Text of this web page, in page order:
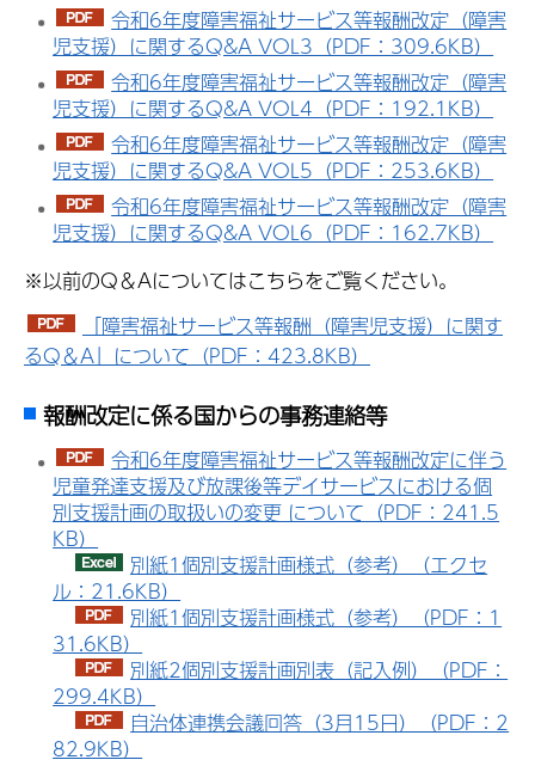
令和6年度障害福祉サービス等報酬改定（障害
児支援）に関するQ&A VOL3（PDF：309.6KB）
令和6年度障害福祉サービス等報酬改定（障害
児支援）に関するQ&A VOL4（PDF：192.1KB）
令和6年度障害福祉サービス等報酬改定（障害
児支援）に関するQ&A VOL5（PDF：253.6KB）
令和6年度障害福祉サービス等報酬改定（障害
児支援）に関するQ&A VOL6（PDF：162.7KB）
※以前のQ＆Aについてはこちらをご覧ください。
「障害福祉サービス等報酬（障害児支援）に関す
るQ＆A」について（PDF：423.8KB）
報酬改定に係る国からの事務連絡等
令和6年度障害福祉サービス等報酬改定に伴う
児童発達支援及び放課後等デイサービスにおける個
別支援計画の取扱いの変更 について（PDF：241.5
KB）
別紙1個別支援計画様式（参考）（エクセ
ル：21.6KB）
別紙1個別支援計画様式（参考）（PDF：1
31.6KB）
別紙2個別支援計画別表（記入例）（PDF：
299.4KB）
自治体連携会議回答（3月15日）（PDF：2
82.9KB）